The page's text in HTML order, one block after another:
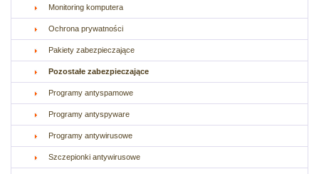
Monitoring komputera
Ochrona prywatności
Pakiety zabezpieczające
Pozostałe zabezpieczające
Programy antyspamowe
Programy antyspyware
Programy antywirusowe
Szczepionki antywirusowe